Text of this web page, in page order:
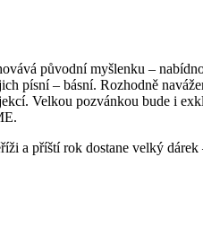
původní myšlenku –
písní – básní. Rozhodně
Velkou pozvánkou bude i
a příští rok dostane velký dárek